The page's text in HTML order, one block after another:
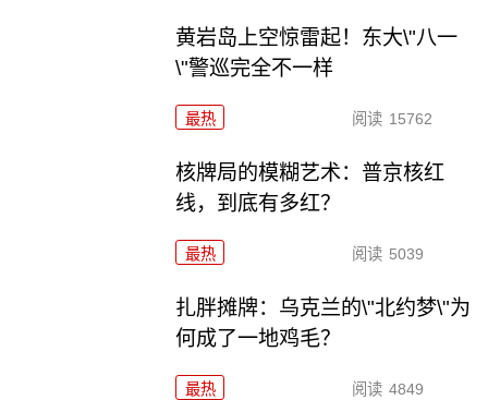
黄岩岛上空惊雷起！东大\"八一
\"警巡完全不一样
最热 阅读 15762
核牌局的模糊艺术：普京核红
线，到底有多红？
最热 阅读 5039
扎胖摊牌：乌克兰的\"北约梦\"为
何成了一地鸡毛？
最热 阅读 4849